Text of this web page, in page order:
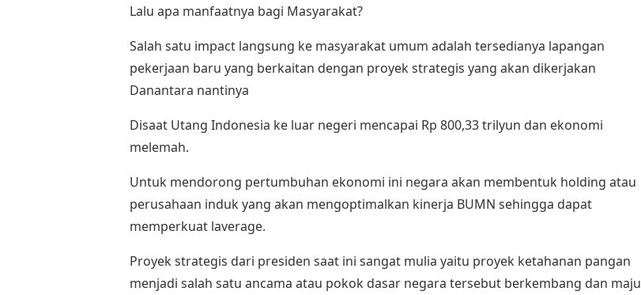
Lalu apa manfaatnya bagi Masyarakat?
Salah satu impact langsung ke masyarakat umum adalah tersedianya lapangan
pekerjaan baru yang berkaitan dengan proyek strategis yang akan dikerjakan
Danantara nantinya
Disaat Utang Indonesia ke luar negeri mencapai Rp 800,33 trilyun dan ekonomi
melemah.
Untuk mendorong pertumbuhan ekonomi ini negara akan membentuk holding atau
perusahaan induk yang akan mengoptimalkan kinerja BUMN sehingga dapat
memperkuat laverage.
Proyek strategis dari presiden saat ini sangat mulia yaitu proyek ketahanan pangan
menjadi salah satu ancama atau pokok dasar negara tersebut berkembang dan maju